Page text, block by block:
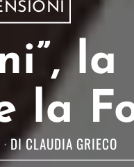
la
DICLAUDIA GRIECO